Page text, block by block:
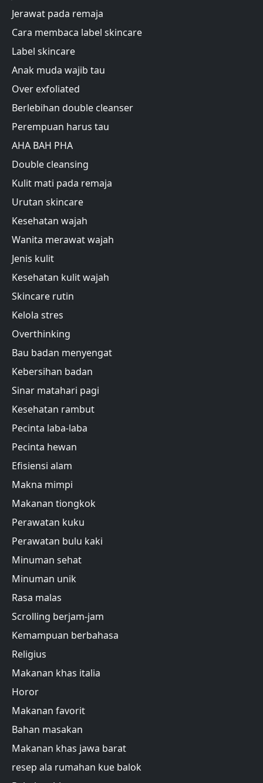
Jerawat pada remaja
Cara membaca label skincare
Label skincare
Anak muda wajib tau
Over exfoliated
Berlebihan double cleanser
Perempuan harus tau
AHA BAH PHA
Double cleansing
Kulit mati pada remaja
Urutan skincare
Kesehatan wajah
Wanita merawat wajah
Jenis kulit
Kesehatan kulit wajah
Skincare rutin
Kelola stres
Overthinking
Bau badan menyengat
Kebersihan badan
Sinar matahari pagi
Kesehatan rambut
Pecinta laba-laba
Pecinta hewan
Efisiensi alam
Makna mimpi
Makanan tiongkok
Perawatan kuku
Perawatan bulu kaki
Minuman sehat
Minuman unik
Rasa malas
Scrolling berjam-jam
Kemampuan berbahasa
Religius
Makanan khas italia
Horor
Makanan favorit
Bahan masakan
Makanan khas jawa barat
resep ala rumahan kue balok